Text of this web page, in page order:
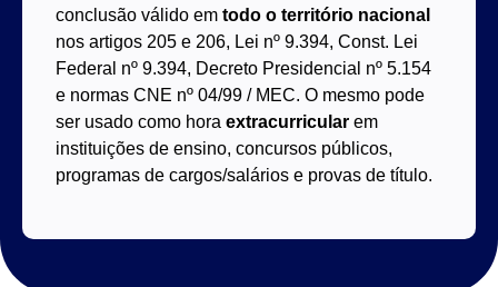
conclusão válido em todo o território nacional
nos artigos 205 e 206, Lei nº 9.394, Const. Lei
Federal nº 9.394, Decreto Presidencial nº 5.154
e normas CNE nº 04/99 / MEC. O mesmo pode
ser usado como hora extracurricular em
instituições de ensino, concursos públicos,
programas de cargos/salários e provas de título.